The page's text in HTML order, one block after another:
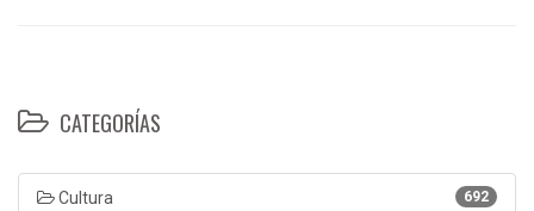
CATEGORÍAS
692
Cultura